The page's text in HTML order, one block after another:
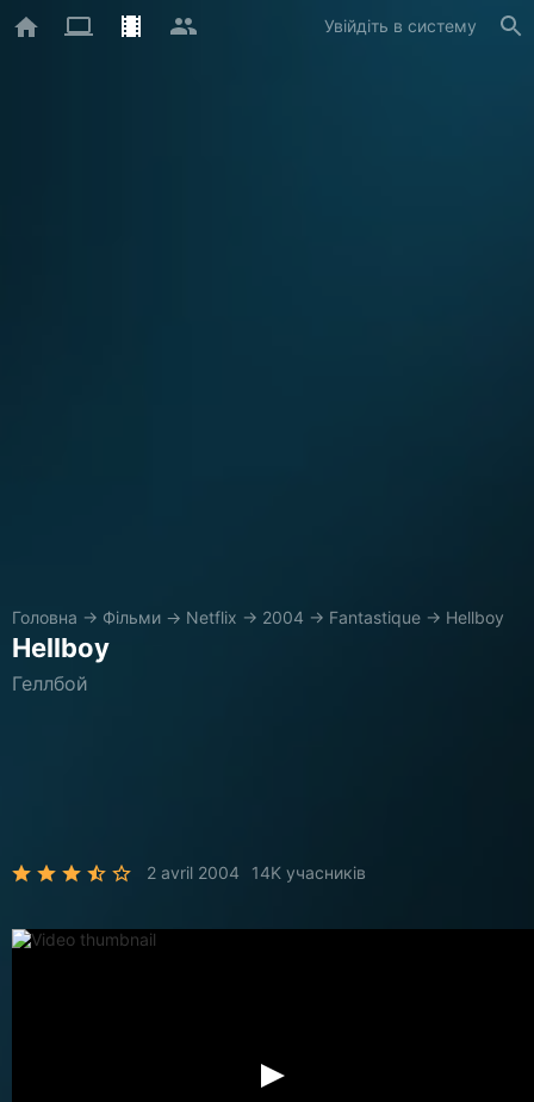
Увійдіть в систему
Головна → Фільми → Netflix → 2004 → Fantastique → Hellboy
Hellboy
Геллбой
2 avril 2004 14K учасників